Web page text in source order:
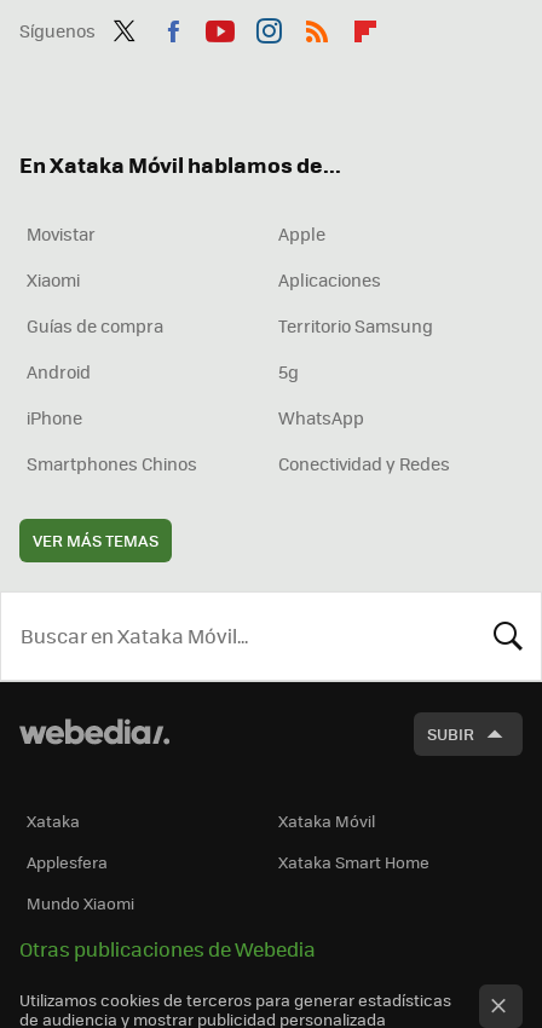
Síguenos
En Xataka Móvil hablamos de...
Movistar
Apple
Xiaomi
Aplicaciones
Guías de compra
Territorio Samsung
Android
5g
iPhone
WhatsApp
Smartphones Chinos
Conectividad y Redes
VER MÁS TEMAS
SUBIR
Xataka
Xataka Móvil
Applesfera
Xataka Smart Home
Mundo Xiaomi
Otras publicaciones de Webedia
Utilizamos cookies de terceros para generar estadísticas
de audiencia y mostrar publicidad personalizada